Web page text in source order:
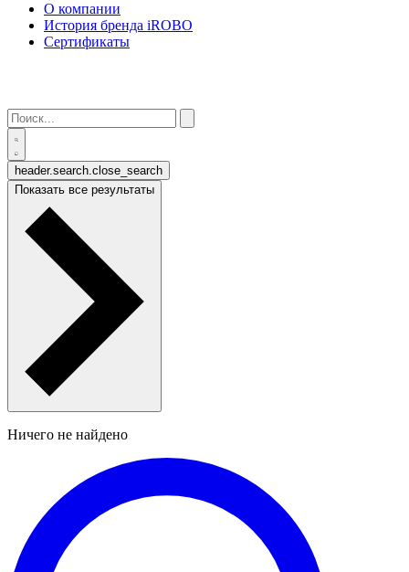
О компании
История бренда iROBO
Сертификаты
header.search.close_search
Показать все результаты
Ничего не найдено